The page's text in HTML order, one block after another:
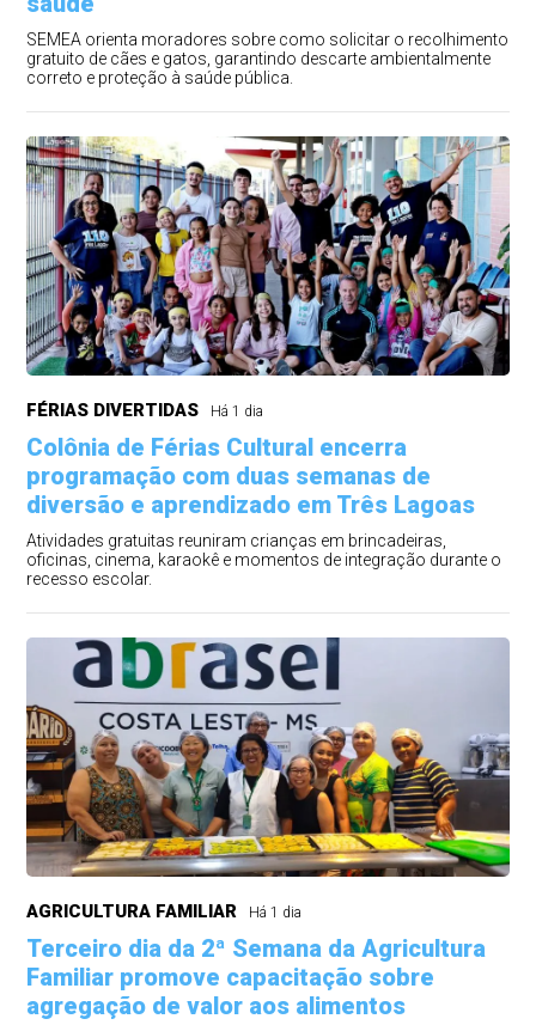
SEMEA orienta moradores sobre como solicitar o recolhimento
gratuito de cães e gatos, garantindo descarte ambientalmente
correto e proteção à saúde pública.
FÉRIAS DIVERTIDAS Há 1 dia
Colônia de Férias Cultural encerra
programação com duas semanas de
diversão e aprendizado em Três Lagoas
Atividades gratuitas reuniram crianças em brincadeiras,
oficinas, cinema, karaokê e momentos de integração durante o
recesso escolar.
AGRICULTURA FAMILIAR Há 1 dia
Terceiro dia da 2ª Semana da Agricultura
Familiar promove capacitação sobre
agregação de valor aos alimentos